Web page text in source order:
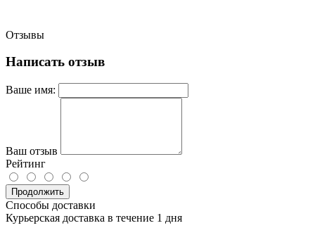
Отзывы
Написать отзыв
Ваше имя:
Ваш отзыв
Рейтинг
Продолжить
Способы доставки
Курьерская доставка в течение 1 дня